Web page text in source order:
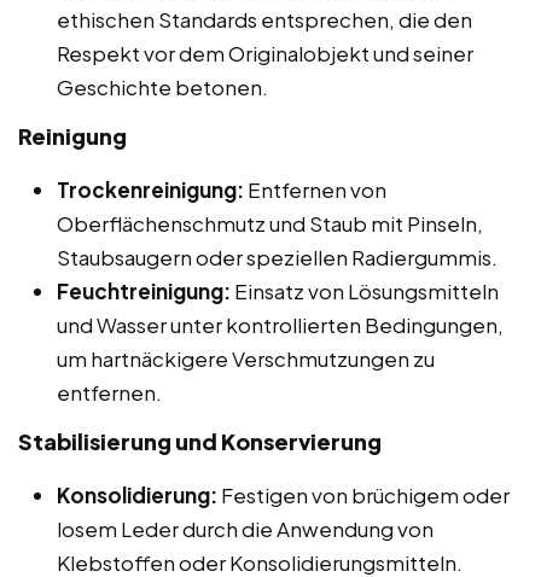
ethischen Standards entsprechen, die den
Respekt vor dem Originalobjekt und seiner
Geschichte betonen.
Reinigung
Trockenreinigung: Entfernen von
Oberflächenschmutz und Staub mit Pinseln,
Staubsaugern oder speziellen Radiergummis.
Feuchtreinigung: Einsatz von Lösungsmitteln
und Wasser unter kontrollierten Bedingungen,
um hartnäckigere Verschmutzungen zu
entfernen.
Stabilisierung und Konservierung
Konsolidierung: Festigen von brüchigem oder
losem Leder durch die Anwendung von
Klebstoffen oder Konsolidierungsmitteln.